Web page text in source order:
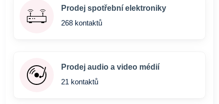
Prodej spotřební elektroniky
268 kontaktů
Prodej audio a video médií
21 kontaktů